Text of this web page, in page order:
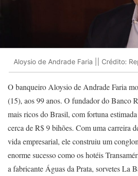
Aloysio de Andrade Faria || Crédito:
O banqueiro Aloysio de Andrade Faria
(15), aos 99 anos. O fundador do Banco
mais ricos do Brasil, com fortuna
cerca de R$ 9 bihões. Com uma carreira
vida empresarial, ele construiu um
enorme sucesso como os hotéis
a fabricante Águas da Prata, sorvetes La